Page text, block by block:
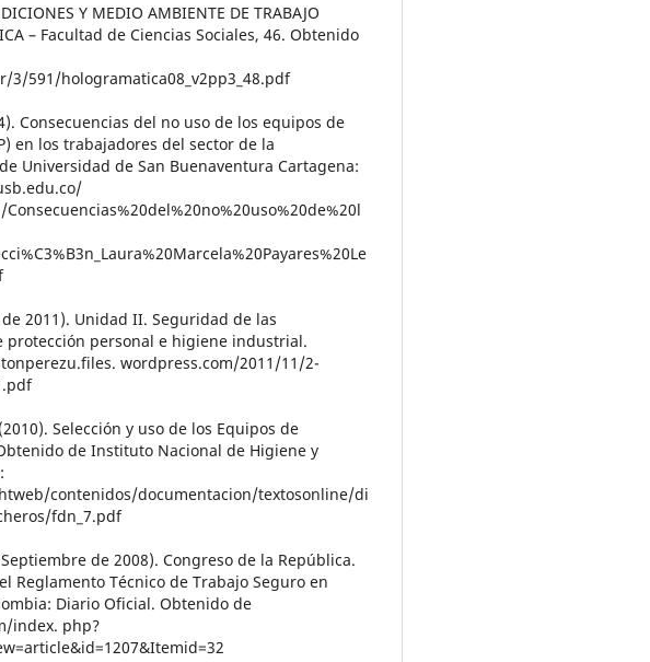
Y MEDIO AMBIENTE DE TRABAJO
– Facultad de Ciencias Sociales, 46. Obtenido
3/591/hologramatica08_v2pp3_48.pdf
Consecuencias del no uso de los equipos de
en los trabajadores del sector de la
Universidad de San Buenaventura Cartagena:
2011). Unidad II. Seguridad de las
protección personal e higiene industrial.
wordpress.com/2011/11/2-
Selección y uso de los Equipos de
de Instituto Nacional de Higiene y
contenidos/documentacion/textosonline/di
fdn_7.pdf
de 2008). Congreso de la República.
Reglamento Técnico de Trabajo Seguro en
Diario Oficial. Obtenido de
index. php?